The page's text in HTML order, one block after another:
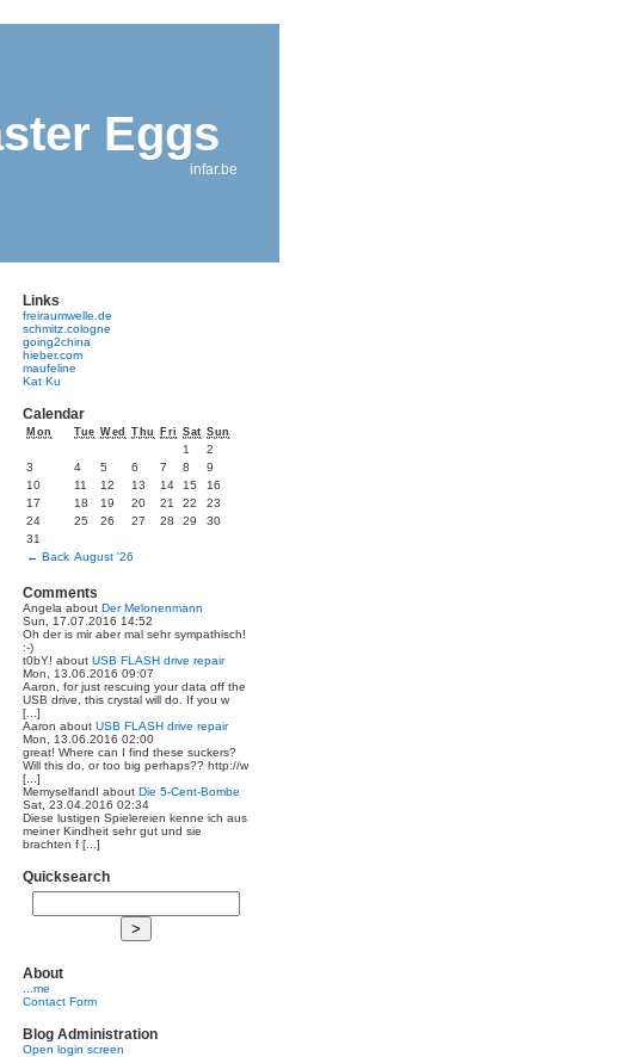
Eggs
infar.be
Links
freiraumwelle.de
schmitz.cologne
going2china
hieber.com
maufeline
Kat Ku
Calendar
Mon Tue Wed Thu Fri Sat Sun
← Back August '26
1
2
3
4 5 6 7 8
9
10
11 12 13 14 15
16
17
18 19 20 21 22
23
24
25 26 27 28 29
30
31
Comments
Angela about Der Melonenmann
Sun, 17.07.2016 14:52
Oh der is mir aber mal sehr sympathisch!
:-)
t0bY! about USB FLASH drive repair
Mon, 13.06.2016 09:07
Aaron, for just rescuing your data off the
USB drive, this crystal will do. If you w
[...]
Aaron about USB FLASH drive repair
Mon, 13.06.2016 02:00
great! Where can I find these suckers?
Will this do, or too big perhaps?? http://w
[...]
MemyselfandI about Die 5-Cent-Bombe
Sat, 23.04.2016 02:34
Diese lustigen Spielereien kenne ich aus
meiner Kindheit sehr gut und sie
brachten f [...]
Quicksearch
About
...me
Contact Form
Blog Administration
Open login screen